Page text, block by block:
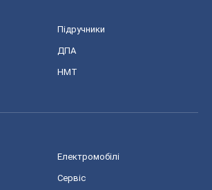
Підручники
ДПА
НМТ
Електромобілі
Сервіс